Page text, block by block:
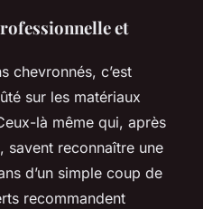
et
chevronnés, c’est
sur les matériaux
là même qui, après
savent reconnaître une
d’un simple coup de
recommandent